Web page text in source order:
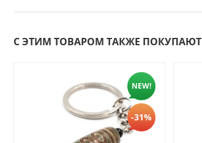
С ЭТИМ ТОВАРОМ ТАКЖЕ ПОКУПАЮТ
NEW!
-31%